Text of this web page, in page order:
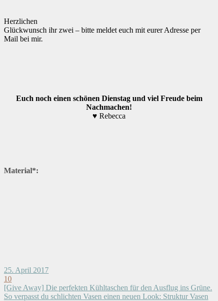
Herzlichen
Glückwunsch ihr zwei – bitte meldet euch mit eurer Adresse per
Mail bei mir.
Euch noch einen schönen Dienstag und viel Freude beim
Nachmachen!
♥ Rebecca
Material*:
25. April 2017
10
[Give Away] Die perfekten Kühltaschen für den Ausflug ins Grüne.
So verpasst du schlichten Vasen einen neuen Look: Struktur Vasen